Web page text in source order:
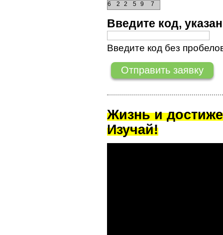
2
6 2 7
5 9
Введите код,
Введите код без
Жизнь и
Изучай!